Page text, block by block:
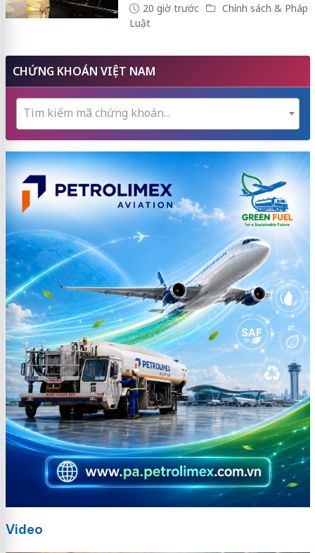
20 giờ trước
Chính sách & Pháp
Luật
CHỨNG KHOÁN VIỆT NAM
Tìm kiếm mã chứng khoán...
Video